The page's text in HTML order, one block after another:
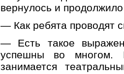
вернулось и
— Как ребята проводят
— Есть такое
успешны во многом.
занимается